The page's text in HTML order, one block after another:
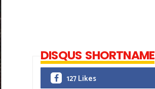
DISQUS SHORTNAME
127 Likes